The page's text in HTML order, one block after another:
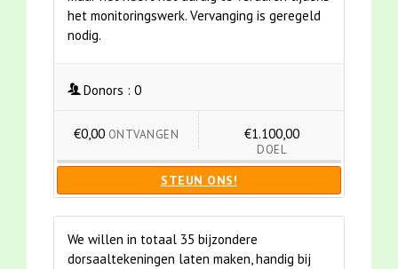
het monitoringswerk. Vervanging is geregeld
nodig.
Donors : 0
€0,00 ONTVANGEN €1.100,00
DOEL
STEUN ONS!
We willen in totaal 35 bijzondere
dorsaaltekeningen laten maken, handig bij